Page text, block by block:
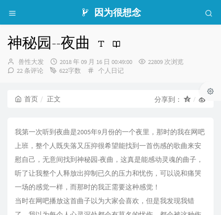
因为很想念
神秘园--夜曲
博
主：
兽性大发
发
布
2018 年 09 月 16 日 00:49:00
22809 次浏览
22 条评论
622字数
分
个人日记
首页 正文 分享到：
我第一次听到夜曲是2005年9月份的一个夜里，那时的我在网吧
上班，整个人既失落又压抑很希望能找到一首伤感的歌曲来安
慰自己，无意间找到神秘园-夜曲，这真是能感动灵魂的曲子，
听了让我整个人释放出抑制已久的压力和忧伤，可以说和痛哭
一场的感觉一样，而那时的我正需要这种感觉！
当时在网吧播放这首曲子以为大家会喜欢，但是我发现我错